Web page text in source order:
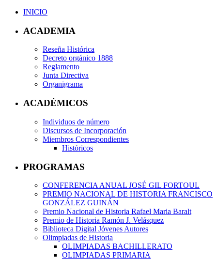
INICIO
ACADEMIA
Reseña Histórica
Decreto orgánico 1888
Reglamento
Junta Directiva
Organigrama
ACADÉMICOS
Individuos de número
Discursos de Incorporación
Miembros Correspondientes
Históricos
PROGRAMAS
CONFERENCIA ANUAL JOSÉ GIL FORTOUL
PREMIO NACIONAL DE HISTORIA FRANCISCO
GONZÁLEZ GUINÁN
Premio Nacional de Historia Rafael Maria Baralt
Premio de Historia Ramón J. Velásquez
Biblioteca Digital Jóvenes Autores
Olimpiadas de Historia
OLIMPIADAS BACHILLERATO
OLIMPIADAS PRIMARIA